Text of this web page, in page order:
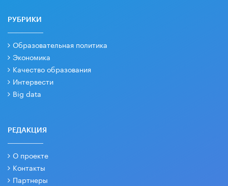
РУБРИКИ
Образовательная политика
Экономика
Качество образования
Интервести
Big data
РЕДАКЦИЯ
О проекте
Контакты
Партнеры